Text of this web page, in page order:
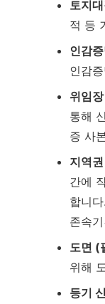
토지
적 등
인감
인감
위임
통해
증 사
지역
간에
합니
존속
도면 (
위해
등기